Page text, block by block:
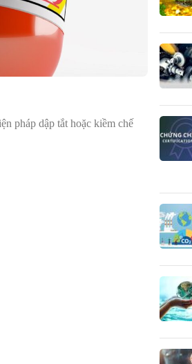
pháp dập tắt hoặc kiềm chế